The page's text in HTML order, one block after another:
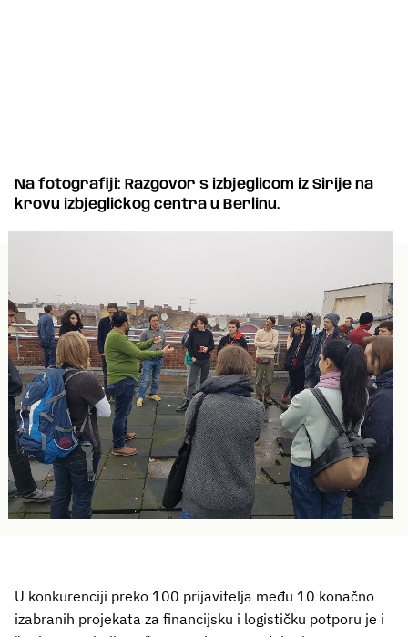
Na fotografiji: Razgovor s izbjeglicom iz Sirije na
krovu izbjegličkog centra u Berlinu.
U konkurenciji preko 100 prijavitelja među 10 konačno
izabranih projekata za financijsku i logističku potporu je i